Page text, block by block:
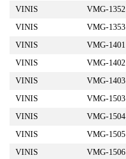
VINIS
VMG-1352
VINIS
VMG-1353
VINIS
VMG-1401
VINIS
VMG-1402
VINIS
VMG-1403
VINIS
VMG-1503
VINIS
VMG-1504
VINIS
VMG-1505
VINIS
VMG-1506